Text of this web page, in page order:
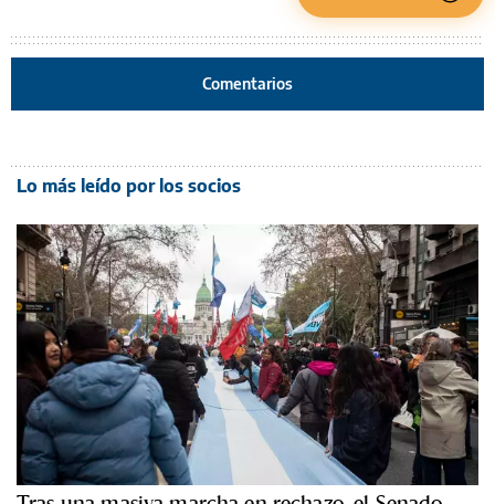
Comentarios
Lo más leído por los socios